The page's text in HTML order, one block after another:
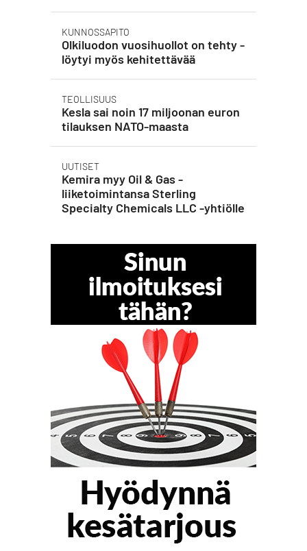
KUNNOSSAPITO
Olkiluodon vuosihuollot on tehty -
löytyi myös kehitettävää
TEOLLISUUS
Kesla sai noin 17 miljoonan euron
tilauksen NATO-maasta
UUTISET
Kemira myy Oil & Gas -
liiketoimintansa Sterling
Specialty Chemicals LLC -yhtiölle